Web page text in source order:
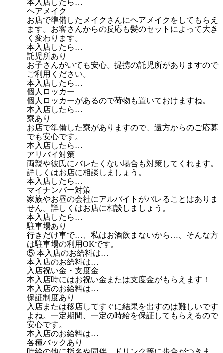
本入店したら…
ヘアメイク
お店で準備したメイクさんにヘアメイクをしてもらえ
ます。お客さんからの反応も髪のセットによって大き
く変わります。
本入店したら…
託児所あり
お子さんがいても安心。提携の託児所がありますので
ご利用ください。
本入店したら…
個人ロッカー
個人ロッカーがあるので荷物も置いておけますね。
本入店したら…
寮あり
お店で準備した寮がありますので、遠方からのご応募
でも安心です。
本入店したら…
アリバイ対策
両親や彼氏にバレたくない場合も対策してくれます。
詳しくはお店に相談しましょう。
本入店したら…
マイナンバー対策
家族やお昼の会社にアルバイトがバレることはありま
せん。詳しくはお店に相談しましょう。
本入店したら…
駐車場あり
行きだけ車で…、私はお酒飲まないから…、そんな方
は駐車場の利用OKです。
⑤ 本入店のお給料は…
本入店のお給料は…
入店祝い金・支度金
本入店時にはお祝い金または支度金がもらえます！
本入店のお給料は…
保証制度あり
入店または移店してすぐに結果を出すのは難しいです
よね。一定期間、一定の時給を保証してもらえるので
安心です。
本入店のお給料は…
各種バックあり
時給の他に指名や同伴、ドリンク等に歩合がつきま